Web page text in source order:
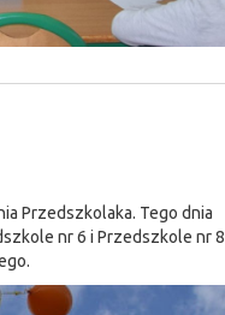
Przedszkolaka. Tego dnia
nr 6 i Przedszkole nr